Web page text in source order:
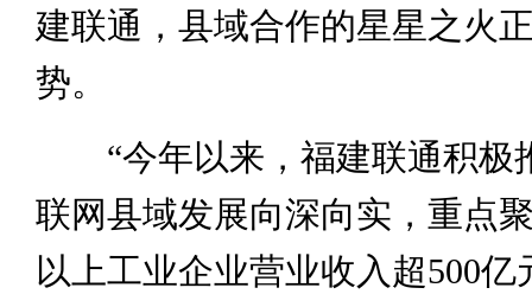
建联通，县域合作的星星之火
势。
“今年以来，福建联通积极
联网县域发展向深向实，重点
以上工业企业营业收入超500亿